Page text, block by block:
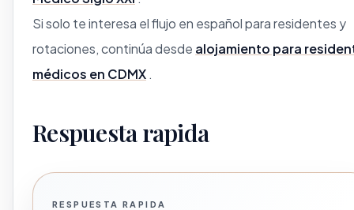
Si solo te interesa el flujo en español para residentes y
rotaciones, continúa desde alojamiento para
médicos en CDMX .
Respuesta rapida
RESPUESTA RAPIDA